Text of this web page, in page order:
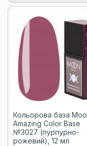
Кольорова база
Amazing Color Base
№3027 (пурпурно-
рожевий), 12 мл